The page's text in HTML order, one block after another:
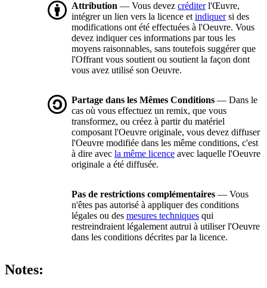
Attribution — Vous devez créditerl'Œuvre,
intégrer un lien vers la licence et indiquersi des
modifications ont été effectuées à l'Oeuvre. Vous
devez indiquer ces informations par tous les
moyens raisonnables, sans toutefois suggérer que
l'Offrant vous soutient ou soutient la façon dont
vous avez utilisé son Oeuvre.
Partage dans les Mêmes Conditions — Dans le
cas où vous effectuez un remix, que vous
transformez, ou créez à partir du matériel
composant l'Oeuvre originale, vous devez diffuser
l'Oeuvre modifiée dans les même conditions, c'est
à dire avec la même licence avec laquelle l'Oeuvre
originale a été diffusée.
Pas de restrictions complémentaires — Vous
n'êtes pas autorisé à appliquer des conditions
légales ou des mesures techniques qui
restreindraient légalement autrui à utiliser l'Oeuvre
dans les conditions décrites par la licence.
Notes: